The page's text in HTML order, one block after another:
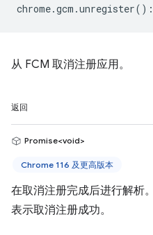
chrome.gcm .unregister() :
从 FCM 取消注册应用。
返回
Promise<void>
Chrome 116 及更高版本
在取消注册完成后进行解析
表示取消注册成功。